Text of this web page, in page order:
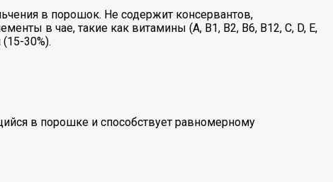
в порошок. Не содержит консервантов,
в чае, такие как витамины (A, B1, B2, B6, B12, C, D, E,
30%).
в порошке и способствует равномерному